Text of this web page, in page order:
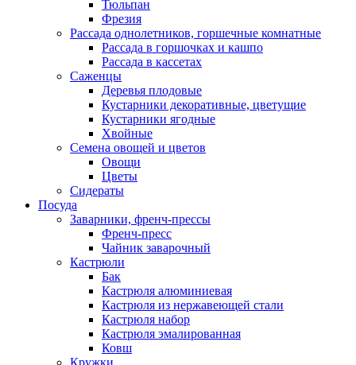
Тюльпан
Фрезия
Рассада однолетников, горшечные комнатные
Рассада в горшочках и кашпо
Рассада в кассетах
Саженцы
Деревья плодовые
Кустарники декоративные, цветущие
Кустарники ягодные
Хвойные
Семена овощей и цветов
Овощи
Цветы
Сидераты
Посуда
Заварники, френч-прессы
Френч-пресс
Чайник заварочный
Кастрюли
Бак
Кастрюля алюминиевая
Кастрюля из нержавеющей стали
Кастрюля набор
Кастрюля эмалированная
Ковш